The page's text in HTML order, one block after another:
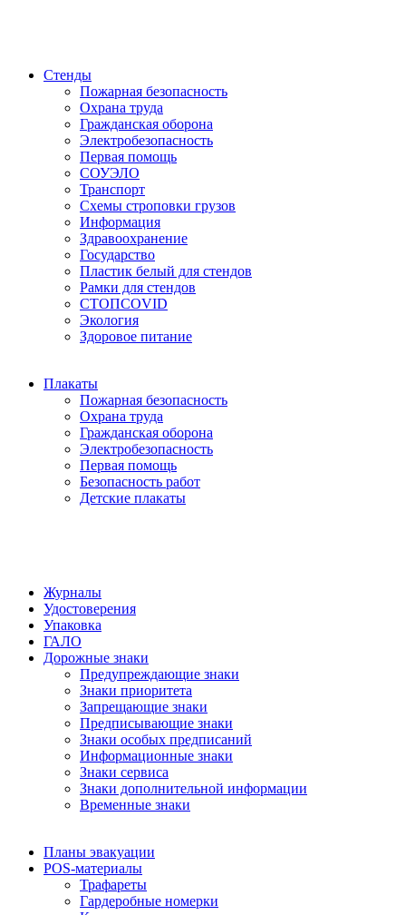
Стенды
Пожарная безопасность
Охрана труда
Гражданская оборона
Электробезопасность
Первая помощь
СОУЭЛО
Транспорт
Схемы строповки грузов
Информация
Здравоохранение
Государство
Пластик белый для стендов
Рамки для стендов
СТОПCOVID
Экология
Здоровое питание
Плакаты
Пожарная безопасность
Охрана труда
Гражданская оборона
Электробезопасность
Первая помощь
Безопасность работ
Детские плакаты
Журналы
Удостоверения
Упаковка
ГАЛО
Дорожные знаки
Предупреждающие знаки
Знаки приоритета
Запрещающие знаки
Предписывающие знаки
Знаки особых предписаний
Информационные знаки
Знаки сервиса
Знаки дополнительной информации
Временные знаки
Планы эвакуации
POS-материалы
Трафареты
Гардеробные номерки